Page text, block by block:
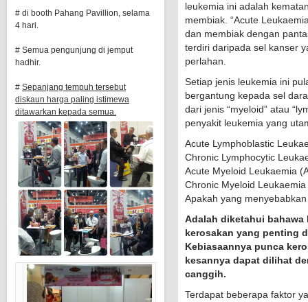
# di booth Pahang Pavillion, selama
4 hari.
# Semua pengunjung di jemput
hadhir.
# Sepanjang tempuh tersebut
diskaun harga paling istimewa
ditawarkan kepada semua.
leukemia ini adalah
membiak. “Acute
dan membiak dengan
terdiri daripada sel kanser
perlahan.
Setiap jenis leukemia ini
bergantung kepada sel
dari jenis “myeloid” atau
penyakit leukemia yang
Acute Lymphoblastic
Chronic Lymphocytic
Acute Myeloid Leukaemia
Chronic Myeloid
Apakah yang
Adalah diketahui
kerosakan yang penting
Kebiasaannya punca
kesannya dapat dilihat
canggih.
Terdapat beberapa faktor